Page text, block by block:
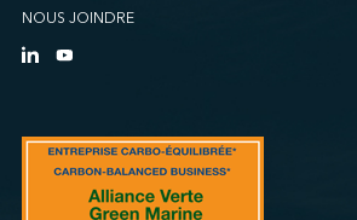
SSA Marine (Stockton)
SSA Marine (Vancouver Cruise)
SSA Marine (West Sacramento)
NOUS JOINDRE